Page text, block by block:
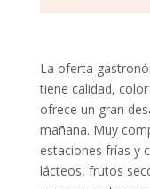
La oferta
tiene calidad,
ofrece un gran
mañana. Muy
estaciones frías y
lácteos, frutos